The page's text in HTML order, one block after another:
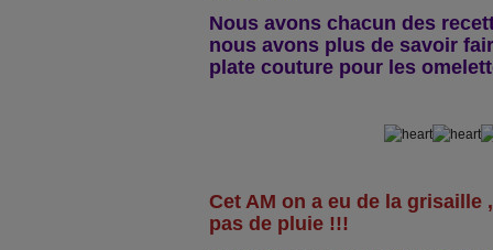
Nous avons chacun des
nous avons plus de savoir
plate couture pour les
Cet AM on a eu de la
pas de pluie !!!